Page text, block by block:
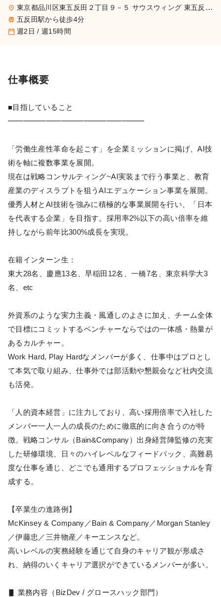
place 東京都品川区東五反田２丁目９－５ サウスウィング 東五反田５階
train 五反田駅から徒歩4分
calendar_today 週2日 / 週15時間
仕事概要
■目指していること
━━━━━━━━━━━━━━━━━━
「労働生産性革命を起こす」を企業ミッションに掲げ、AI技
術を軸に複数事業を展開。
現在は戦略コンサルティング~AI実装まで行う事業と、教育
産業のディスラプトを狙うAIエデュケーション事業を展開。
優秀人材とAI技術を強みに積極的な事業展開を行い、「日本
を代表する企業」を目指す。採用率2%以下の高い倍率を維
持しながら前年比300%成長を実現。
在籍インターン生：
東大28名、慶應13名、早稲田12名、一橋7名、東京科学大3
名、etc
外資系のような実力主義・風通しのよさに加え、チーム全体
で目標にコミットするベンチャーならではの一体感・熱量が
あるカルチャー。
Work Hard, Play Hardなメンバーが多く、仕事中はプロとし
て本気で取り組み、仕事外では部活動や懇親会など社内交流
も活発。
「人的資本経営」に注力しており、高い採用倍率で入社した
メンバー一人一人の成長のために徹底的に向き合うのが特
徴。戦略コンサル（Bain&Company）出身経営陣監修の充実
した研修環境、日々のハイレベルなフィードバック、高難易
度な仕事を通じ、どこでも通用するプロフェッショナルを育
成する。
【卒業生の進路例】
McKinsey & Company／Bain & Company／Morgan Stanley
／伊藤忠／三井物産／キーエンスなど。
高いレベルの実務経験を通じて自身のキャリア観が形成さ
れ、納得のいくキャリア選択ができているメンバーが多い。
▋ 業務内容（BizDev / グロースハック部門）